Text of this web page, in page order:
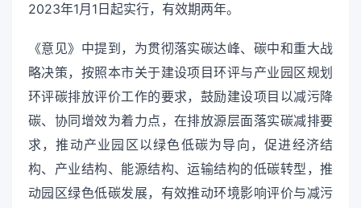
2023年1月1日起实行，有效期两年。
《意见》中提到，为贯彻落实碳达峰、碳中和重大战
略决策，按照本市关于建设项目环评与产业园区规划
环评碳排放评价工作的要求，鼓励建设项目以减污降
碳、协同增效为着力点，在排放源层面落实碳减排要
求，推动产业园区以绿色低碳为导向，促进经济结
构、产业结构、能源结构、运输结构的低碳转型，推
动园区绿色低碳发展，有效推动环境影响评价与减污